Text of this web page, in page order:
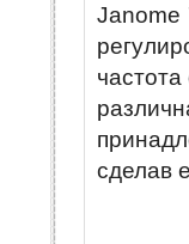
Janome
сделав